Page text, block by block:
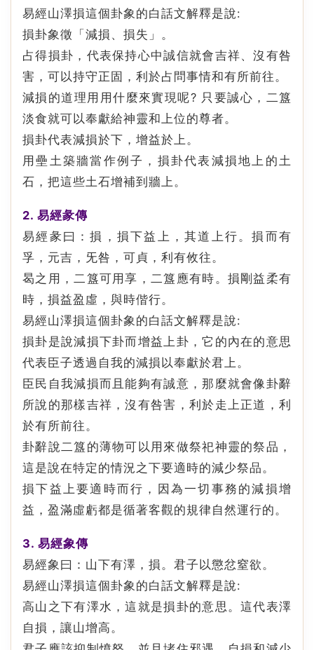
易經山澤損這個卦象的白話文解釋是說:
損卦象徵「減損、損失」。
占得損卦，代表保持心中誠信就會吉祥、沒有咎
害，可以持守正固，利於占問事情和有所前往。
減損的道理用用什麼來實現呢? 只要誠心，二簋
淡食就可以奉獻給神靈和上位的尊者。
損卦代表減損於下，增益於上。
用壘土築牆當作例子，損卦代表減損地上的土
石，把這些土石增補到牆上。
2. 易經彖傳
易經彖曰：損，損下益上，其道上行。損而有
孚，元吉，旡咎，可貞，利有攸往。
曷之用，二簋可用享，二簋應有時。損剛益柔有
時，損益盈虛，與時偕行。
易經山澤損這個卦象的白話文解釋是說:
損卦是說減損下卦而增益上卦，它的內在的意思
代表臣子透過自我的減損以奉獻於君上。
臣民自我減損而且能夠有誠意，那麼就會像卦辭
所說的那樣吉祥，沒有咎害，利於走上正道，利
於有所前往。
卦辭說二簋的薄物可以用來做祭祀神靈的祭品，
這是說在特定的情況之下要適時的減少祭品。
損下益上要適時而行，因為一切事務的減損增
益，盈滿虛虧都是循著客觀的規律自然運行的。
3. 易經象傳
易經象曰：山下有澤，損。君子以懲忿窒欲。
易經山澤損這個卦象的白話文解釋是說:
高山之下有澤水，這就是損卦的意思。這代表澤
自損，讓山增高。